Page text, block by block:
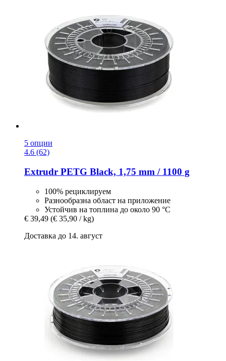
5 опции
4.6 (62)
Extrudr PETG Black, 1,75 mm / 1100 g
100% рециклируем
Разнообразна област на приложение
Устойчив на топлина до около 90 °C
€ 39,49 (€ 35,90 / kg)
Доставка до 14. август